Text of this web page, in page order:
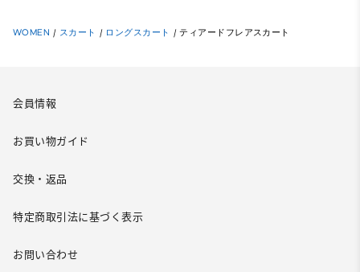
WOMEN / スカート / ロングスカート / ティアードフレアスカート
会員情報
お買い物ガイド
交換・返品
特定商取引法に基づく表示
お問い合わせ